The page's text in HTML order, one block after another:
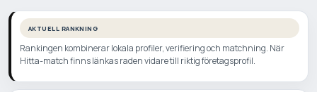
AKTUELL RANKNING
Rankingen kombinerar lokala profiler, verifiering och matchning. När
Hitta-match finns länkas raden vidare till riktig företagsprofil.